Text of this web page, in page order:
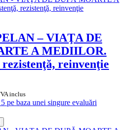
– VIAŢA DE
A MEDIILOR.
rezistenţă, reinvenţie
inclus
pe baza unei singure evaluări